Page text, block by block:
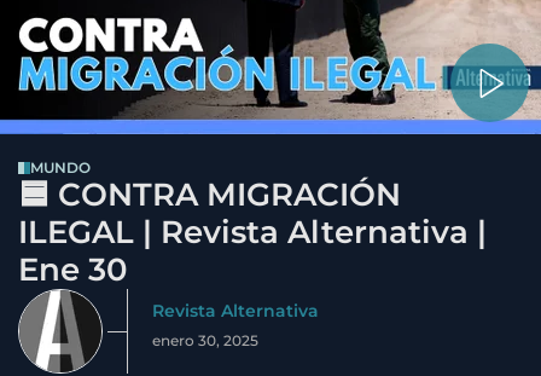
MUNDO
🟦 CONTRA MIGRACIÓN
ILEGAL | Revista Alternativa |
Ene 30
Revista Alternativa
enero 30, 2025